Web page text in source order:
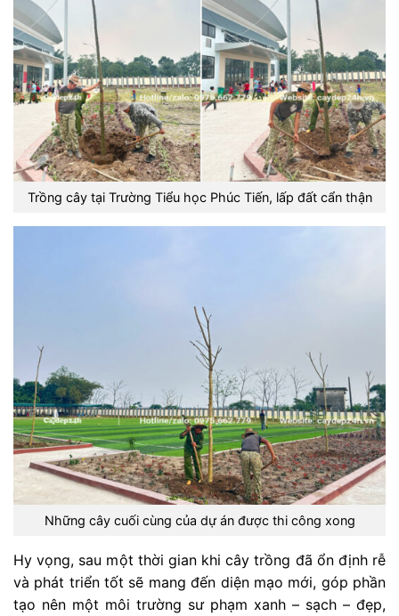
Trồng cây tại Trường Tiểu học Phúc Tiến, lấp đất cẩn thận
Những cây cuối cùng của dự án được thi công xong
Hy vọng, sau một thời gian khi cây trồng đã ổn định rễ
và phát triển tốt sẽ mang đến diện mạo mới, góp phần
tạo nên một môi trường sư phạm xanh – sạch – đẹp,